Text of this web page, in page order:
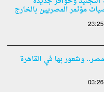
مؤتمر المصريين بالخارج
23:25
وشعور بها في القاهرة
03:26